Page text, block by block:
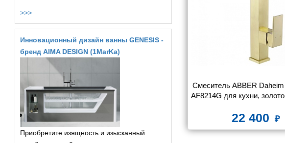
Смеситель ABBER Daheim
AF8214G для кухни, золото
22 400
>>>
Инновационный дизайн ванны GENESIS -
бренд AIMA DESIGN (1MarKa)
Приобретите изящность и изысканный